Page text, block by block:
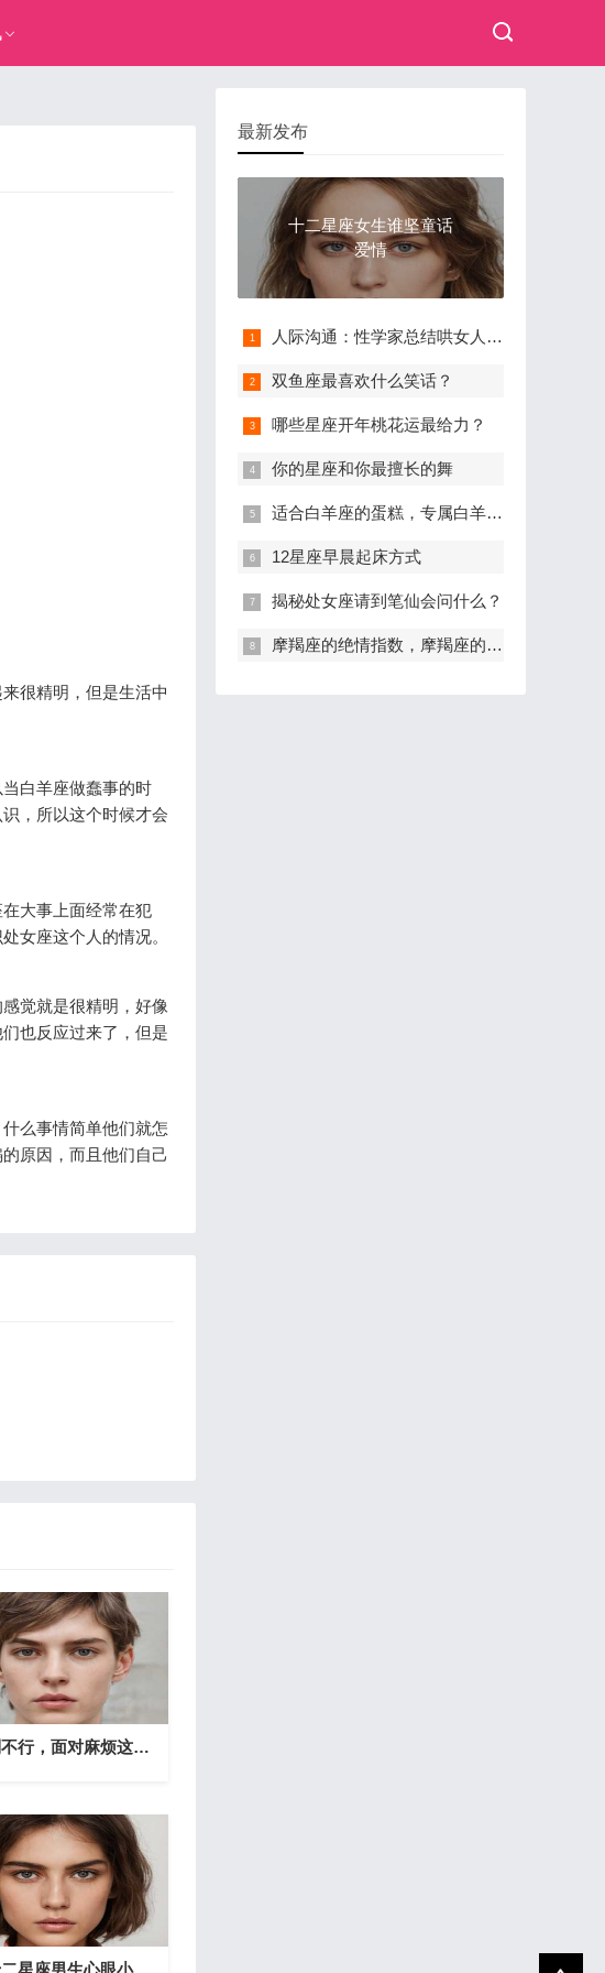
很精明，但是生活中
白羊座做蠢事的时
，所以这个时候才会
大事上面经常在犯
女座这个人的情况。
觉就是很精明，好像
也反应过来了，但是
么事情简单他们就怎
原因，而且他们自己
机智到不行，面对麻烦这些星座冷静化解
星座男生心眼小
最新发布
十二星座女生谁坚童话
爱情
人际沟通：性学家总结哄女人的话
双鱼座最喜欢什么笑话？
哪些星座开年桃花运最给力？
你的星座和你最擅长的舞
适合白羊座的蛋糕，专属白羊座的生日蛋糕
12星座早晨起床方式
揭秘处女座请到笔仙会问什么？
摩羯座的绝情指数，摩羯座的冷血指数